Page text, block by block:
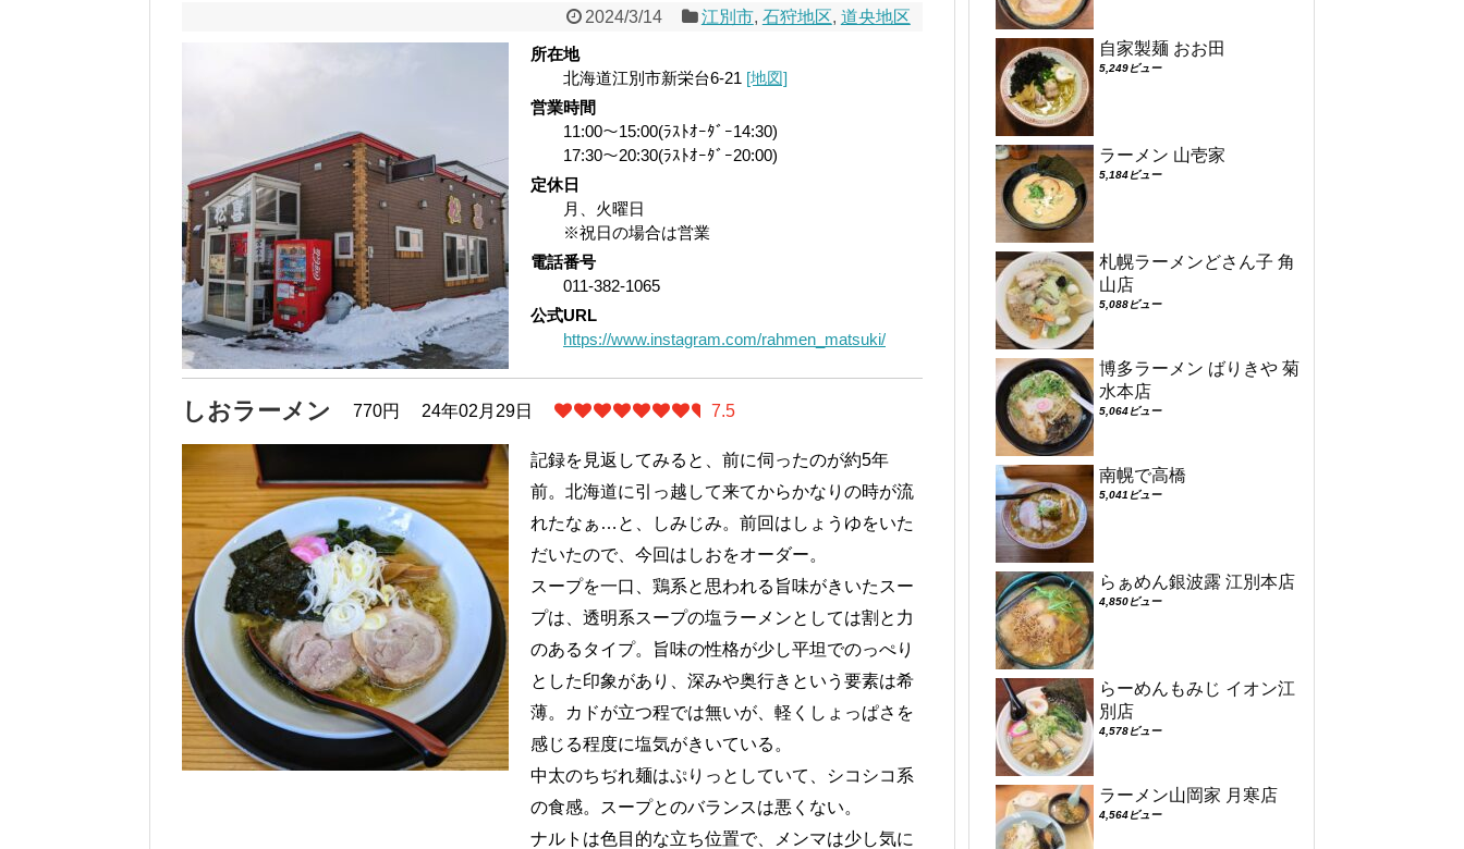
2024/3/14 江別市, 石狩地区, 道央地区
所在地
北海道江別市新栄台6-21 [地図]
営業時間
11:00～15:00(ﾗｽﾄｵｰﾀﾞｰ14:30)
17:30〜20:30(ﾗｽﾄｵｰﾀﾞｰ20:00)
定休日
月、火曜日
※祝日の場合は営業
電話番号
011-382-1065
公式URL
https://www.instagram.com/rahmen_matsuki/
しおラーメン 770円 24年02月29日 7.5
記録を見返してみると、前に伺ったのが約5年
前。北海道に引っ越して来てからかなりの時が流
れたなぁ…と、しみじみ。前回はしょうゆをいた
だいたので、今回はしおをオーダー。
スープを一口、鶏系と思われる旨味がきいたスー
プは、透明系スープの塩ラーメンとしては割と力
のあるタイプ。旨味の性格が少し平坦でのっぺり
とした印象があり、深みや奥行きという要素は希
薄。カドが立つ程では無いが、軽くしょっぱさを
感じる程度に塩気がきいている。
中太のちぢれ麺はぷりっとしていて、シコシコ系
の食感。スープとのバランスは悪くない。
ナルトは色目的な立ち位置で、メンマは少し気に
自家製麺 おお田
5,249ビュー
ラーメン 山壱家
5,184ビュー
札幌ラーメンどさん子 角
山店
5,088ビュー
博多ラーメン ばりきや 菊
水本店
5,064ビュー
南幌で高橋
5,041ビュー
らぁめん銀波露 江別本店
4,850ビュー
らーめんもみじ イオン江
別店
4,578ビュー
ラーメン山岡家 月寒店
4,564ビュー